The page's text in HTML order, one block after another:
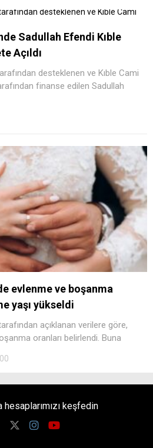
Sadullah Efendi Kıble
Açıldı
desteklenen ve Kıble Cami
finanse edilen Sadullah
evlenme ve boşanma
yaşı yükseldi
açıklanan verilere göre,
oranları belirlendi. Buna
keşfedin